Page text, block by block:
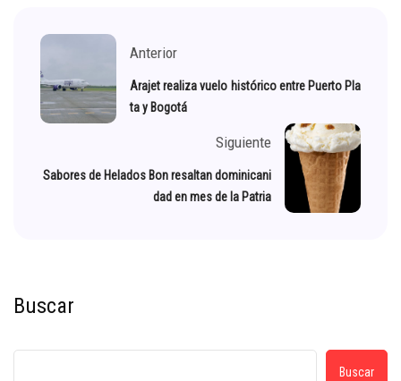
Anterior
Arajet realiza vuelo histórico entre Puerto Pla
ta y Bogotá
Siguiente
Sabores de Helados Bon resaltan dominicani
dad en mes de la Patria
Buscar
Buscar